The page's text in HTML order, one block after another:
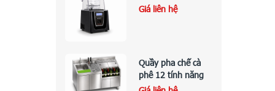
Giá liên hệ
Quầy pha chế cà
phê 12 tính năng